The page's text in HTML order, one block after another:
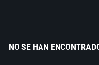
NO SE HAN